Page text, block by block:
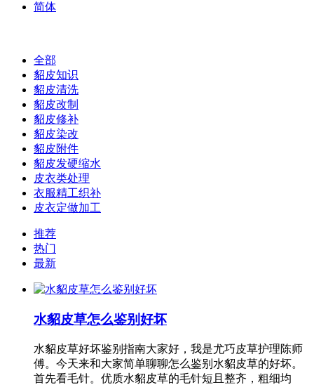
简体
全部
貂皮知识
貂皮清洗
貂皮改制
貂皮修补
貂皮染改
貂皮附件
貂皮发硬缩水
皮衣类处理
衣服精工织补
皮衣定做加工
推荐
热门
最新
水貂皮草怎么鉴别好坏
水貂皮草好坏鉴别指南大家好，我是尤巧皮草护理陈师
傅。今天来和大家简单聊聊怎么鉴别水貂皮草的好坏。
首先看毛针。优质水貂皮草的毛针短且整齐，粗细均